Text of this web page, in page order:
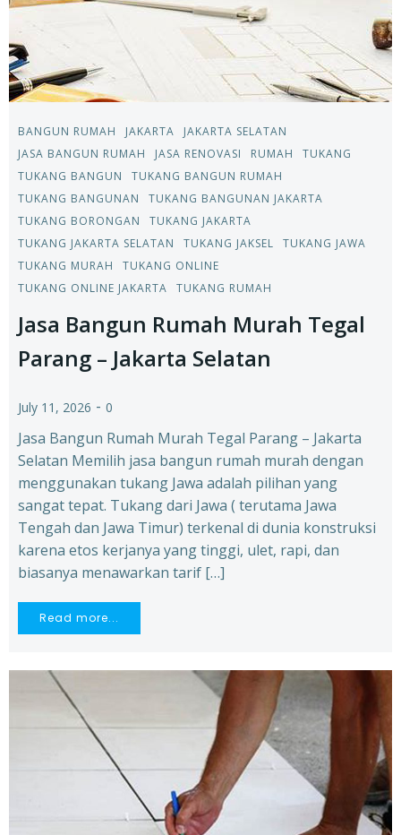
BANGUN RUMAH JAKARTA
JAKARTA SELATAN
JASA BANGUN RUMAH
JASA RENOVASI RUMAH
TUKANG
TUKANG BANGUN
TUKANG BANGUN RUMAH
TUKANG BANGUNAN
TUKANG BANGUNAN JAKARTA
TUKANG BORONGAN
TUKANG JAKARTA
TUKANG JAKARTA SELATAN
TUKANG JAKSEL
TUKANG JAWA
TUKANG MURAH
TUKANG ONLINE
TUKANG ONLINE JAKARTA
TUKANG RUMAH
Jasa Bangun Rumah Murah Tegal
Parang – Jakarta Selatan
July 11, 2026 - 0
Jasa Bangun Rumah Murah Tegal Parang – Jakarta
Selatan Memilih jasa bangun rumah murah dengan
menggunakan tukang Jawa adalah pilihan yang
sangat tepat. Tukang dari Jawa ( terutama Jawa
Tengah dan Jawa Timur) terkenal di dunia konstruksi
karena etos kerjanya yang tinggi, ulet, rapi, dan
biasanya menawarkan tarif […]
Read more...